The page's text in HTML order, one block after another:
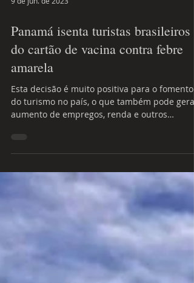
9 de jun. de 2023
Panamá isenta turistas brasileiros
do cartão de vacina contra febre
amarela
Esta decisão é muito positiva para o fomento
benefícios...